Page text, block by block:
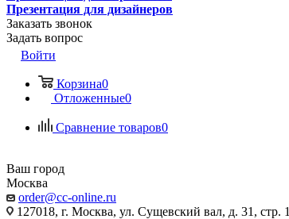
Презентация для дизайнеров
Заказать звонок
Задать вопрос
Войти
Корзина0
Отложенные0
Сравнение товаров0
Ваш город
Москва
order@cc-online.ru
127018, г. Москва, ул. Сущевский вал, д. 31, стр. 1